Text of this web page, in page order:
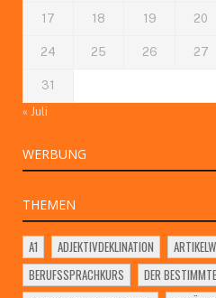
17 18 19 20
24 25 26 27
31
« Juli
WERBUNG
THEMEN
A1 ADJEKTIVDEKLINATION
BERUFSSPRACHKURS
DER